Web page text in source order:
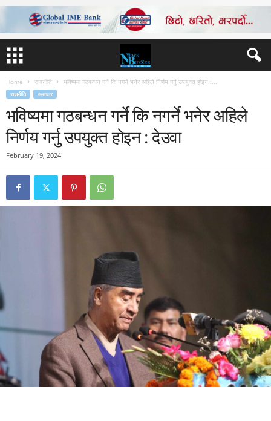
Home राजनीति भविष्यमा गठबन्धन गर्ने कि नगर्ने भनेर अहिले निर्णय गर्नु उपयुक्त होइन :...
राजनीति समाचार
भविष्यमा गठबन्धन गर्ने कि नगर्ने भनेर अहिले
निर्णय गर्नु उपयुक्त होइन : देउवा
February 19, 2024